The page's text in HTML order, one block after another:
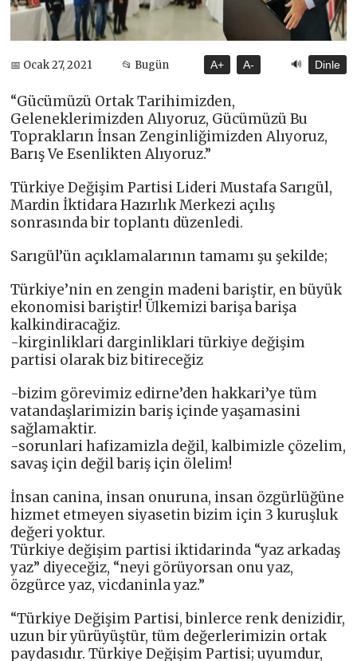
📅 Ocak 27, 2021 📂 Bugün A+ A- 🔊 Dinle
“Gücümüzü Ortak Tarihimizden,
Geleneklerimizden Alıyoruz, Gücümüzü Bu
Toprakların İnsan Zenginliğimizden Alıyoruz,
Barış Ve Esenlikten Alıyoruz.”
Türkiye Değişim Partisi Lideri Mustafa Sarıgül,
Mardin İktidara Hazırlık Merkezi açılış
sonrasında bir toplantı düzenledi.
Sarıgül’ün açıklamalarının tamamı şu şekilde;
Türkiye’nin en zengin madeni bariştir, en büyük
ekonomisi bariştir! Ülkemizi barişa barişa
kalkindiracağiz.
-kirginliklari darginliklari türkiye değişim
partisi olarak biz bitireceğiz
-bizim görevimiz edirne’den hakkari’ye tüm
vatandaşlarimizin bariş içinde yaşamasini
sağlamaktir.
-sorunlari hafizamizla değil, kalbimizle çözelim,
savaş için değil bariş için ölelim!
İnsan canina, insan onuruna, insan özgürlüğüne
hizmet etmeyen siyasetin bizim için 3 kuruşluk
değeri yoktur.
Türkiye değişim partisi iktidarinda “yaz arkadaş
yaz” diyeceğiz, “neyi görüyorsan onu yaz,
özgürce yaz, vicdaninla yaz.”
“Türkiye Değişim Partisi, binlerce renk denizidir,
uzun bir yürüyüştür, tüm değerlerimizin ortak
paydasıdır. Türkiye Değişim Partisi; uyumdur,